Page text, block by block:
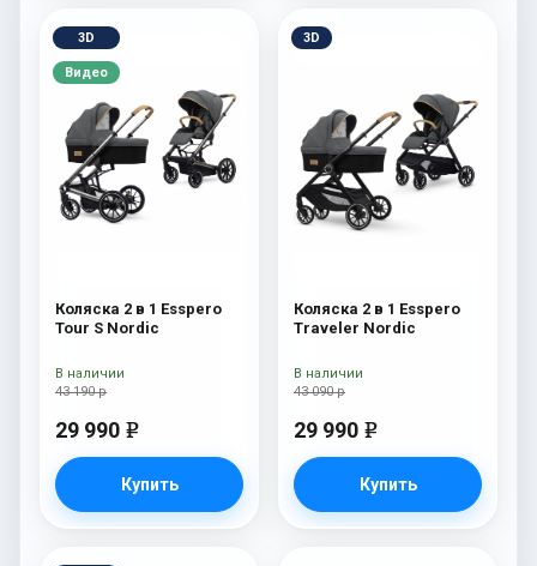
3D
Видео
Коляска 2 в 1 Esspero
Tour S Nordic
43 190 р
29 990 e
Купить
В наличии
3D
Коляска 2 в 1 Esspero
Traveler Nordic
43 090 р
29 990 e
Купить
В наличии